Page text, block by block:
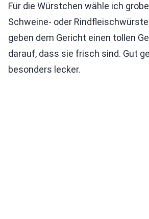
Für die Würstchen wähle ich
Schweine- oder
geben dem Gericht einen tollen
darauf, dass sie frisch sind. Gut
besonders lecker.